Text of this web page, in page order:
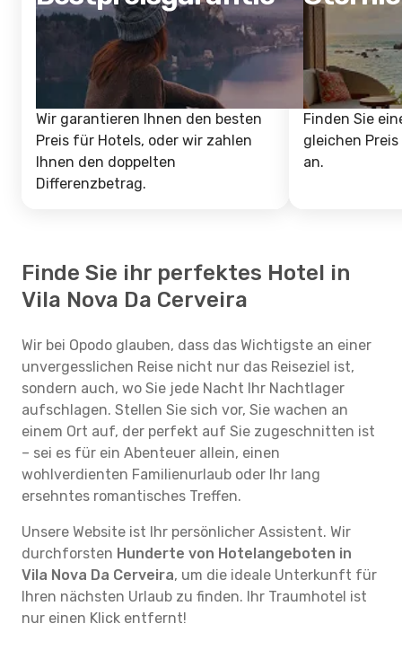
Wir garantieren Ihnen den besten
Preis für Hotels, oder wir zahlen
Ihnen den doppelten
Differenzbetrag.
Finden Sie
gleichen
an.
Finde Sie ihr perfektes Hotel in
Vila Nova Da Cerveira
Wir bei Opodo glauben, dass das Wichtigste an einer
unvergesslichen Reise nicht nur das Reiseziel ist,
sondern auch, wo Sie jede Nacht Ihr Nachtlager
aufschlagen. Stellen Sie sich vor, Sie wachen an
einem Ort auf, der perfekt auf Sie zugeschnitten ist
– sei es für ein Abenteuer allein, einen
wohlverdienten Familienurlaub oder Ihr lang
ersehntes romantisches Treffen.
Unsere Website ist Ihr persönlicher Assistent. Wir
durchforsten Hunderte von Hotelangeboten in
Vila Nova Da Cerveira, um die ideale Unterkunft für
Ihren nächsten Urlaub zu finden. Ihr Traumhotel ist
nur einen Klick entfernt!